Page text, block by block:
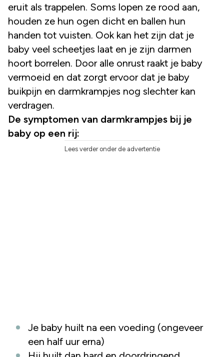
eruit als trappelen. Soms lopen ze rood aan,
houden ze hun ogen dicht en ballen hun
handen tot vuisten. Ook kan het zijn dat je
baby veel scheetjes laat en je zijn darmen
hoort borrelen. Door alle onrust raakt je baby
vermoeid en dat zorgt ervoor dat je baby
buikpijn en darmkrampjes nog slechter kan
verdragen.
De symptomen van darmkrampjes bij je
baby op een rij:
Lees verder onder de advertentie
Je baby huilt na een voeding (ongeveer
een half uur erna)